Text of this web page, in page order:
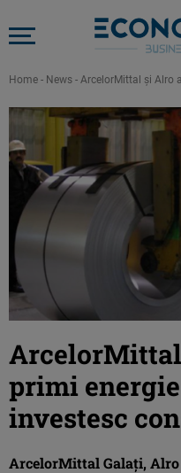
Home - News - ArcelorMittal şi Alro
primi
investesc
ArcelorMittal Galaţi,